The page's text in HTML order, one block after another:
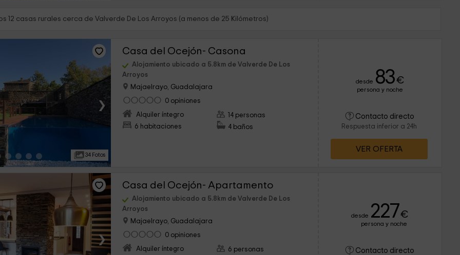
12 casas rurales cerca de Valverde De Los Arroyos (a menos de 25 Kilómetros)
›
34 Fotos
Casa del Ocejón- Casona
Alojamiento ubicado a 5.8km de Valverde De Los
Arroyos
Majaelrayo, Guadalajara
0 opiniones
Alquiler íntegro
6 habitaciones
14 personas
4 baños
desde 83€
persona y noche
Contacto directo
Respuesta inferior a 24h
VER OFERTA
›
Casa del Ocejón- Apartamento
Alojamiento ubicado a 5.8km de Valverde De Los
Arroyos
Majaelrayo, Guadalajara
0 opiniones
Alquiler íntegro
6 personas
desde 227€
persona y noche
Contacto directo